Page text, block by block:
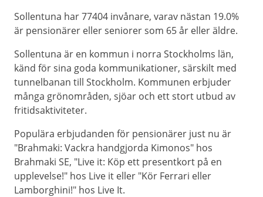
Sollentuna har 77404 invånare, varav nästan 19.0%
är pensionärer eller seniorer som 65 år eller äldre.
Sollentuna är en kommun i norra Stockholms län,
känd för sina goda kommunikationer, särskilt med
tunnelbanan till Stockholm. Kommunen erbjuder
många grönområden, sjöar och ett stort utbud av
fritidsaktiviteter.
Populära erbjudanden för pensionärer just nu är
"Brahmaki: Vackra handgjorda Kimonos" hos
Brahmaki SE, "Live it: Köp ett presentkort på en
upplevelse!" hos Live it eller "Kör Ferrari eller
Lamborghini!" hos Live It.